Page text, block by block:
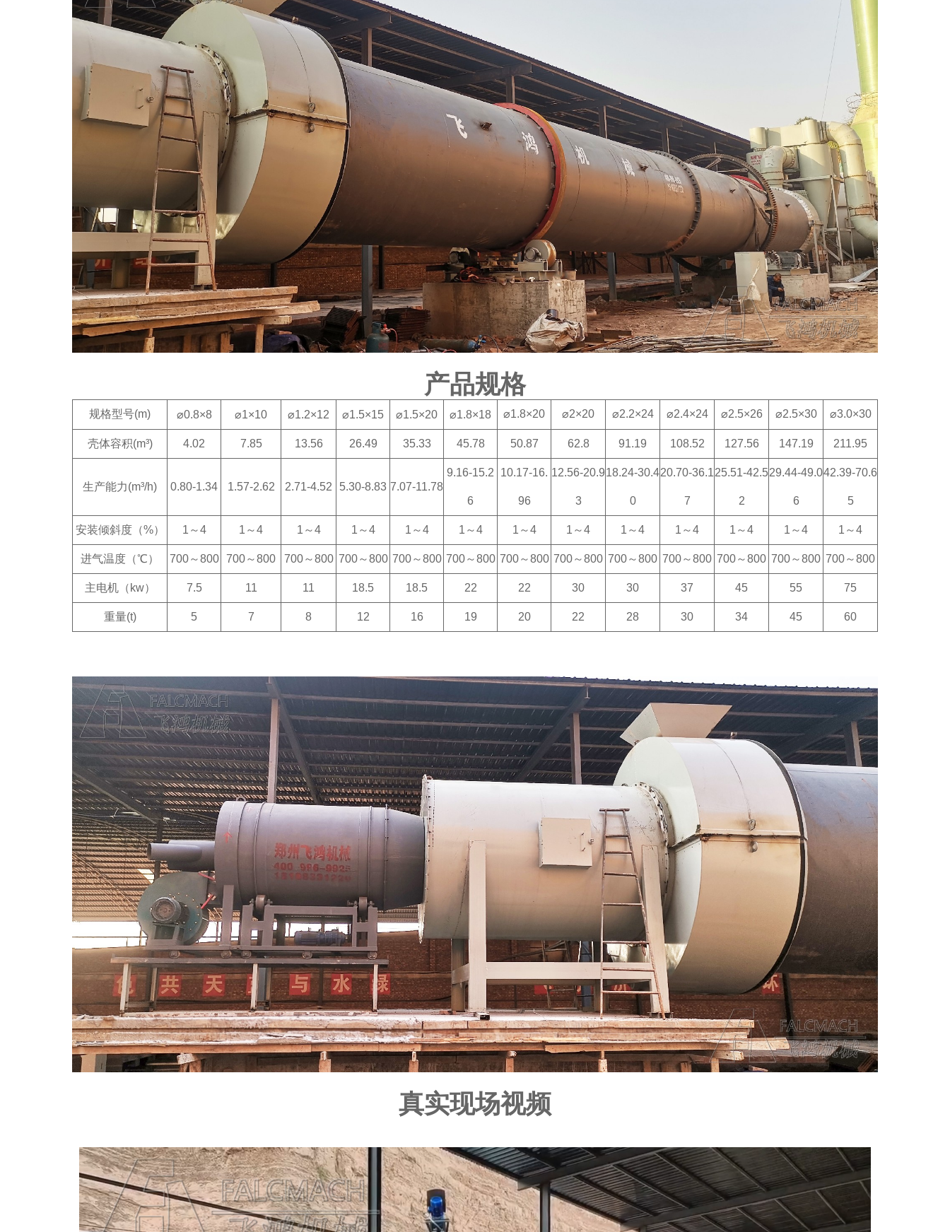
产品规格
规格型号(m) ⌀0.8×8 ⌀1×10 ⌀1.2×12 ⌀1.5×15 ⌀1.5×20 ⌀1.8×18 ⌀1.8×20 ⌀2×20 ⌀2.2×24 ⌀2.4×24 ⌀2.5×26 ⌀2.5×30 ⌀3.0×30
壳体容积(m³) 4.02 7.85 13.56 26.49 35.33 45.78 50.87 62.8 91.19 108.52 127.56 147.19 211.95
生产能力(m³/h) 0.80-1.34 1.57-2.62 2.71-4.52 5.30-8.83 7.07-11.78
9.16-15.2
6
10.17-16.
96
12.56-20.9
3
18.24-30.4
0
20.70-36.1
7
25.51-42.5
2
29.44-49.0
6
42.39-70.6
5
安装倾斜度（%） 1～4 1～4 1～4 1～4 1～4 1～4 1～4 1～4 1～4 1～4 1～4 1～4 1～4
进气温度（℃） 700～800 700～800 700～800 700～800 700～800 700～800 700～800 700～800 700～800 700～800 700～800 700～800 700～800
主电机（kw） 7.5 11 11 18.5 18.5 22 22 30 30 37 45 55 75
重量(t) 5 7 8 12 16 19 20 22 28 30 34 45 60
真实现场视频